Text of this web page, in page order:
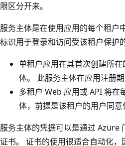
限区分开来。
服务主体是在使用应用的每个租户
标识用于登录和访问受该租户保护
单租户应用在其首次创建所
体。 此服务主体在应用注册
多租户 Web 应用或 API 将在
体，前提是该租户的用户同意
服务主体的凭据可以是通过 Azure
证书。 证书的使用很适合自动化